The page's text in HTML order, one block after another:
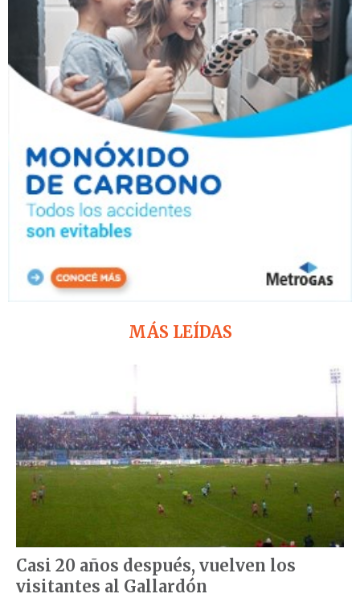
MÁS LEÍDAS
Casi 20 años después, vuelven los
visitantes al Gallardón